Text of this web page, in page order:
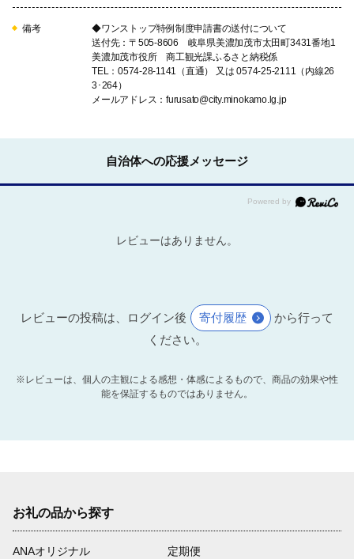
備考
◆ワンストップ特例制度申請書の送付について
送付先：〒505-8606 岐阜県美濃加茂市太田町3431番地1
美濃加茂市役所 商工観光課ふるさと納税係
TEL：0574-28-1141（直通） 又は 0574-25-2111（内線26
3･264）
メールアドレス：furusato@city.minokamo.lg.jp
自治体への応援メッセージ
レビューはありません。
レビューの投稿は、ログイン後 寄付履歴
から行って
ください。
※レビューは、個人の主観による感想・体感によるもので、商品の効果や性
能を保証するものではありません。
お礼の品から探す
ANAオリジナル
定期便